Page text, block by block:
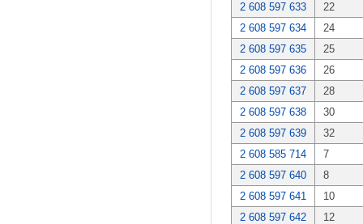
2 608 597 633
22
2 608 597 634
24
2 608 597 635
25
2 608 597 636
26
2 608 597 637
28
2 608 597 638
30
2 608 597 639
32
2 608 585 714
7
2 608 597 640
8
2 608 597 641
10
2 608 597 642
12